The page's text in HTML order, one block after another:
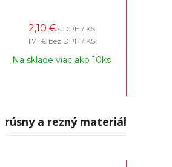
2,10 € s DPH / KS
1,71 € bez DPH / KS
Na sklade viac ako 10ks
a rezný materiál